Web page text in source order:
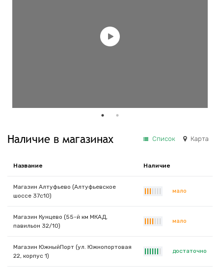
Наличие в магазинах Список Карта
Название Наличие
Магазин Алтуфьево (Алтуфьевское
шоссе 37с10)
мало
Магазин Кунцево (55-й км МКАД,
павильон 32/10)
мало
Магазин ЮжныйПорт (ул. Южнопортовая
22, корпус 1)
достаточно